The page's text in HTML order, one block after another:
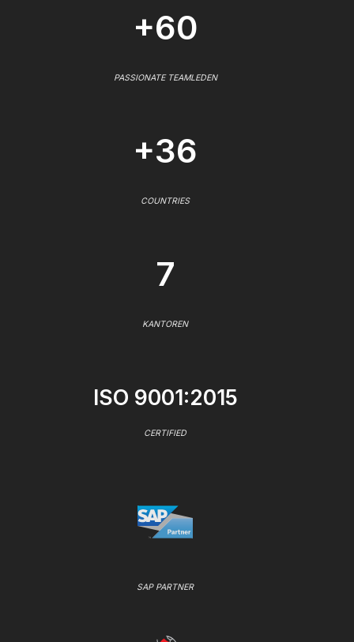
+60
PASSIONATE TEAMLEDEN
+36
COUNTRIES
7
KANTOREN
ISO 9001:2015
CERTIFIED
SAP PARTNER